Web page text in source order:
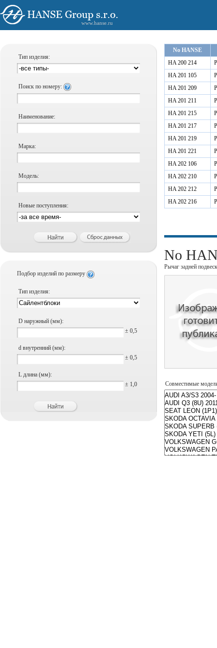
www.hanse.ru
Тип изделия:
Поиск по номеру:
Наименование:
Марка:
Модель:
Новые поступления:
Подбор изделий по размеру
Тип изделия:
D наружный (мм):
± 0,5
d внутренний (мм):
± 0,5
L длина (мм):
± 1,0
No HANSE
HA 200 214
HA 201 105
HA 201 209
HA 201 211
HA 201 215
HA 201 217
HA 201 219
HA 201 221
HA 202 106
HA 202 210
HA 202 212
HA 202 216
No
Рычаг задней
Совместимые